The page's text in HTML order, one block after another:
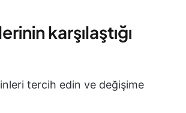
karşılaştığı
tercih edin ve değişime